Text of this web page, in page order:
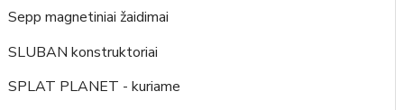
Sepp magnetiniai žaidimai
SLUBAN konstruktoriai
SPLAT PLANET - kuriame